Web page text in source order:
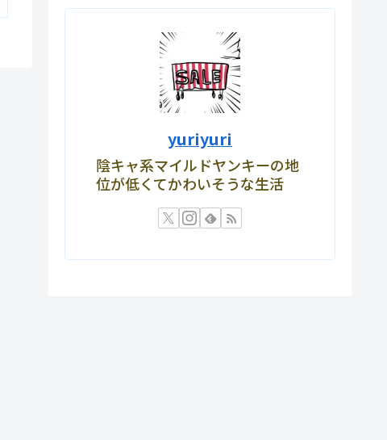
yuriyuri
陰キャ系マイルドヤンキーの地
位が低くてかわいそうな生活